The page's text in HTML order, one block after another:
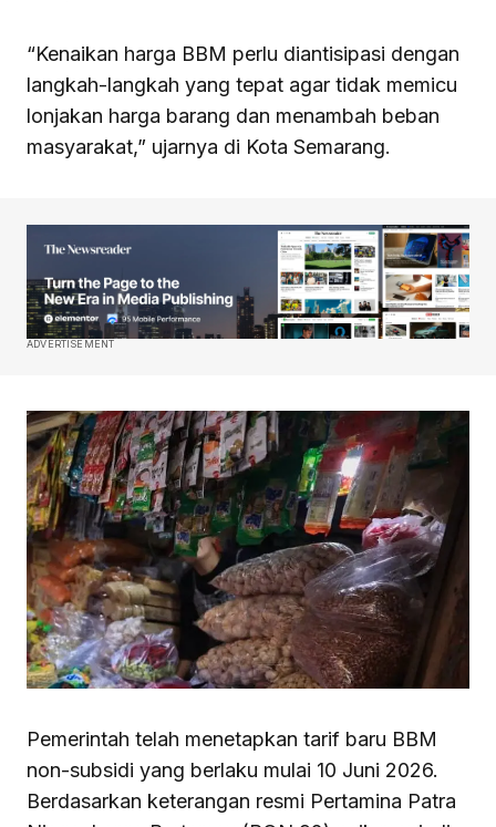
“Kenaikan harga BBM perlu diantisipasi dengan
langkah-langkah yang tepat agar tidak memicu
lonjakan harga barang dan menambah beban
masyarakat,” ujarnya di Kota Semarang.
ADVERTISEMENT
Pemerintah telah menetapkan tarif baru BBM
non-subsidi yang berlaku mulai 10 Juni 2026.
Berdasarkan keterangan resmi Pertamina Patra